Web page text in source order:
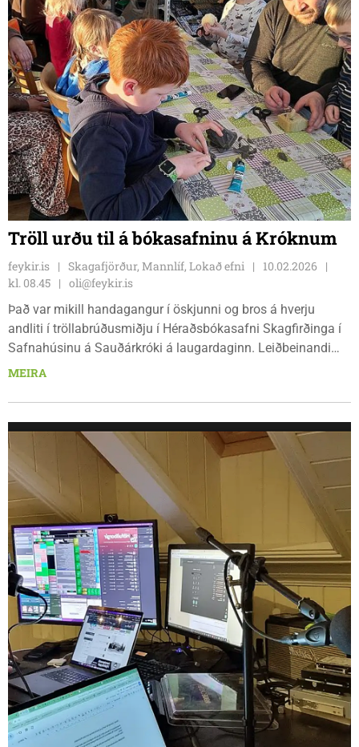
Tröll urðu til á bókasafninu á Króknum
feykir.is Skagafjörður, Mannlíf, Lokað efni
10.02.2026
kl. 08.45
oli@feykir.is
Það var mikill handagangur í öskjunni og bros á hverju
andliti í tröllabrúðusmiðju í Héraðsbókasafni Skagfirðinga í
Safnahúsinu á Sauðárkróki á laugardaginn. Leiðbeinandi
var brúðuleikarinn Greta Clough frá Hvammstanga en hress
leiðsögn.
MEIRA